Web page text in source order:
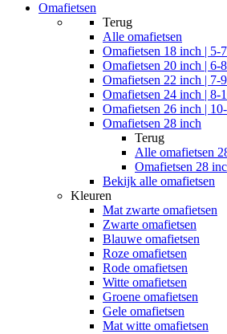
Omafietsen
Terug
Alle omafietsen
Omafietsen 18 inch | 5-
Omafietsen 20 inch | 6-
Omafietsen 22 inch | 7-
Omafietsen 24 inch | 8-
Omafietsen 26 inch |
Omafietsen 28 inch
Terug
Alle omafietsen
Omafietsen 28
Bekijk alle omafietsen
Kleuren
Mat zwarte omafietsen
Zwarte omafietsen
Blauwe omafietsen
Roze omafietsen
Rode omafietsen
Witte omafietsen
Groene omafietsen
Gele omafietsen
Mat witte omafietsen